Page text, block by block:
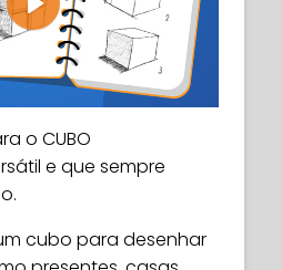
Play
o CUBO
e que sempre
cubo para desenhar